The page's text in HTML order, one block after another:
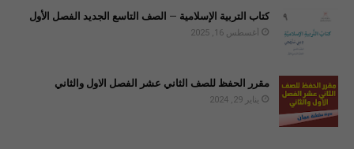
كتاب التربية الإسلامية – الصف التاسع الجديد الفصل الأول
أغسطس 16, 2025
مقرر الحفظ للصف الثاني عشر الفصل الاول والثاني
يناير 29, 2024